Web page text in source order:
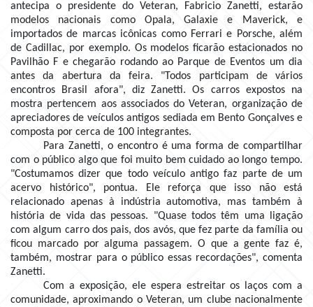
antecipa o presidente do Veteran, Fabricio Zanetti, estarão
modelos nacionais como Opala, Galaxie e Maverick, e
importados de marcas icônicas como Ferrari e Porsche, além
de Cadillac, por exemplo. Os modelos ficarão estacionados no
Pavilhão F e chegarão rodando ao Parque de Eventos um dia
antes da abertura da feira. "Todos participam de vários
encontros Brasil afora", diz Zanetti. Os carros expostos na
mostra pertencem aos associados do Veteran, organização de
apreciadores de veículos antigos sediada em Bento Gonçalves e
composta por cerca de 100 integrantes.
Para Zanetti, o encontro é uma forma de compartilhar
com o público algo que foi muito bem cuidado ao longo tempo.
"Costumamos dizer que todo veículo antigo faz parte de um
acervo histórico", pontua. Ele reforça que isso não está
relacionado apenas à indústria automotiva, mas também à
história de vida das pessoas. "Quase todos têm uma ligação
com algum carro dos pais, dos avós, que fez parte da família ou
ficou marcado por alguma passagem. O que a gente faz é,
também, mostrar para o público essas recordações", comenta
Zanetti.
Com a exposição, ele espera estreitar os laços com a
comunidade, aproximando o Veteran, um clube nacionalmente